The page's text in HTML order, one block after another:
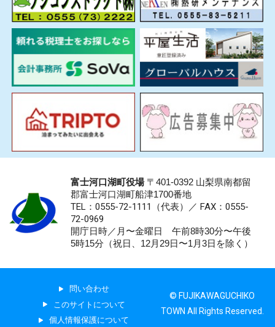
富士河口湖町役場〒401-0392 山梨県南都留
郡富士河口湖町船津1700番地
TEL：0555-72-1111 （代表）／ FAX：0555-
72-0969
開庁日時／月〜金曜日 午前8時30分〜午後
5時15分（祝日、12月29日〜1月3日を除く）
問い合わせ
このサイトについて
個人情報保護について
© FUJIKAWAGUCHIKO
TOWN All Rights Reserved.